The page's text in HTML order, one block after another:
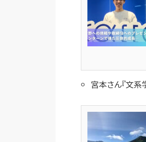
宮本さん『文系